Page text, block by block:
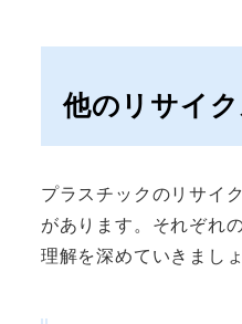
他のリサイ
プラスチックのリサイ
があります。それぞれ
理解を深めていきましょ